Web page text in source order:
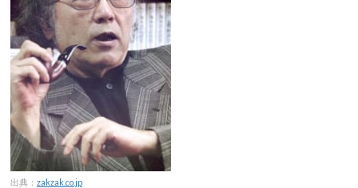
出典： zakzak.co.jp